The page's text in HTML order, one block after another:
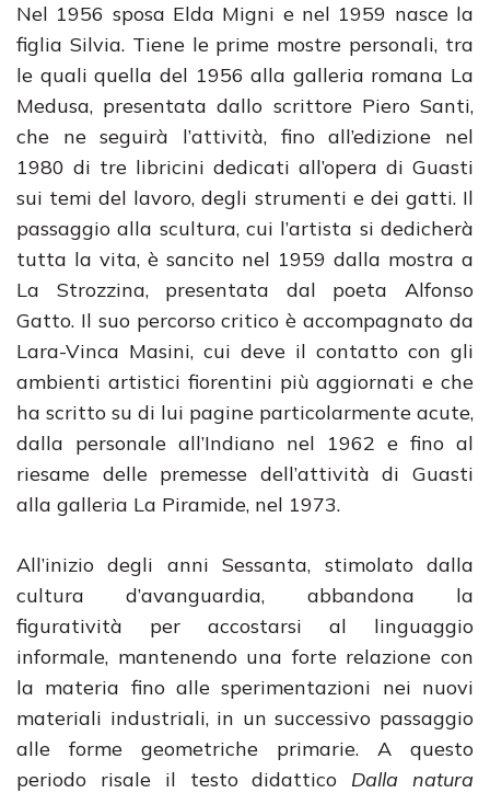
Nel 1956 sposa Elda Migni e nel 1959 nasce la
figlia Silvia. Tiene le prime mostre personali, tra
le quali quella del 1956 alla galleria romana La
Medusa, presentata dallo scrittore Piero Santi,
che ne seguirà l’attività, fino all’edizione nel
1980 di tre libricini dedicati all’opera di Guasti
sui temi del lavoro, degli strumenti e dei gatti. Il
passaggio alla scultura, cui l’artista si dedicherà
tutta la vita, è sancito nel 1959 dalla mostra a
La Strozzina, presentata dal poeta Alfonso
Gatto. Il suo percorso critico è accompagnato da
Lara-Vinca Masini, cui deve il contatto con gli
ambienti artistici fiorentini più aggiornati e che
ha scritto su di lui pagine particolarmente acute,
dalla personale all’Indiano nel 1962 e fino al
riesame delle premesse dell’attività di Guasti
alla galleria La Piramide, nel 1973.
All’inizio degli anni Sessanta, stimolato dalla
cultura d’avanguardia, abbandona la
figuratività per accostarsi al linguaggio
informale, mantenendo una forte relazione con
la materia fino alle sperimentazioni nei nuovi
materiali industriali, in un successivo passaggio
alle forme geometriche primarie. A questo
periodo risale il testo didattico Dalla natura